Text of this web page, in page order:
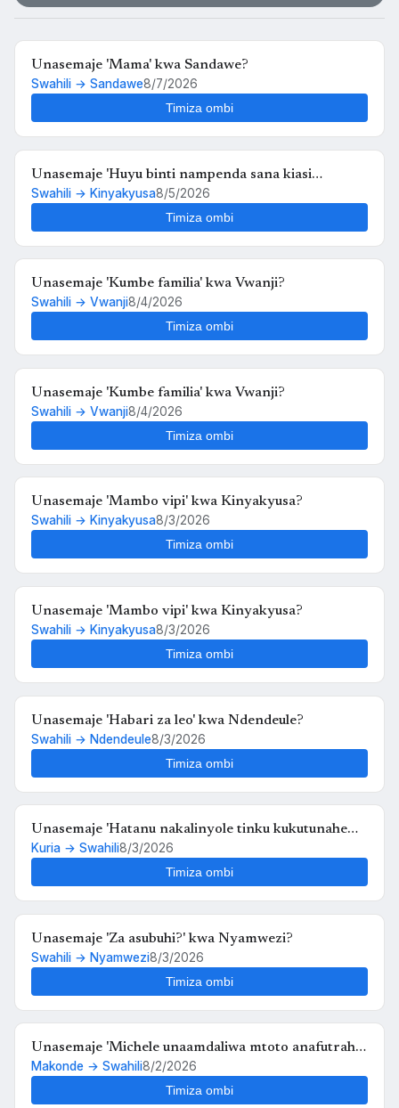
Unasemaje 'Mama' kwa Sandawe?
Swahili → Sandawe8/7/2026
Timiza ombi
Unasemaje 'Huyu binti nampenda sana kiasi
kwamba nikimuona tu nahisi kuchanganyikiwa' kwa
Swahili → Kinyakyusa8/5/2026
Timiza ombi
Unasemaje 'Kumbe familia' kwa Vwanji?
Swahili → Vwanji8/4/2026
Timiza ombi
Unasemaje 'Kumbe familia' kwa Vwanji?
Swahili → Vwanji8/4/2026
Timiza ombi
Unasemaje 'Mambo vipi' kwa Kinyakyusa?
Swahili → Kinyakyusa8/3/2026
Timiza ombi
Unasemaje 'Mambo vipi' kwa Kinyakyusa?
Swahili → Kinyakyusa8/3/2026
Timiza ombi
Unasemaje 'Habari za leo' kwa Ndendeule?
Swahili → Ndendeule8/3/2026
Timiza ombi
Unasemaje 'Hatanu nakalinyole tinku kukutunahe
mula uche kunyankya mute' kwa Swahili?
Kuria → Swahili8/3/2026
Timiza ombi
Unasemaje 'Za asubuhi?' kwa Nyamwezi?
Swahili → Nyamwezi8/3/2026
Timiza ombi
Unasemaje 'Michele unaamdaliwa mtoto anafutrahia'
kwa Swahili?
Makonde → Swahili8/2/2026
Timiza ombi